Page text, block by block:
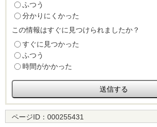
ふつう
分かりにくかった
この情報はすぐに見つけられましたか？
すぐに見つかった
ふつう
時間がかかった
ページID： 000255431